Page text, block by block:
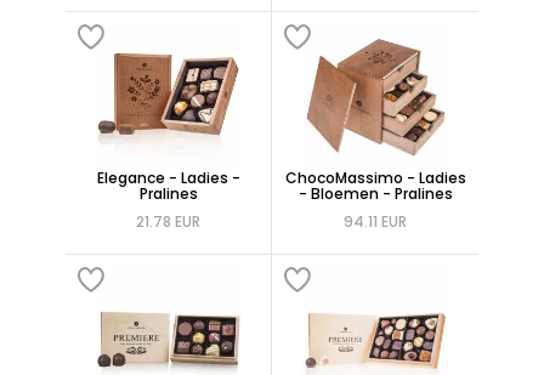
Elegance - Ladies -
Pralines
21.78 EUR
ChocoMassimo - Ladies
- Bloemen - Pralines
94.11 EUR